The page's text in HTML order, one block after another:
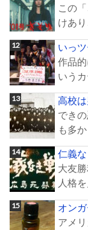
この
けあ
いっ
作品
いう
高校
でき
も多
仁義
大友
人格
オン
アメ